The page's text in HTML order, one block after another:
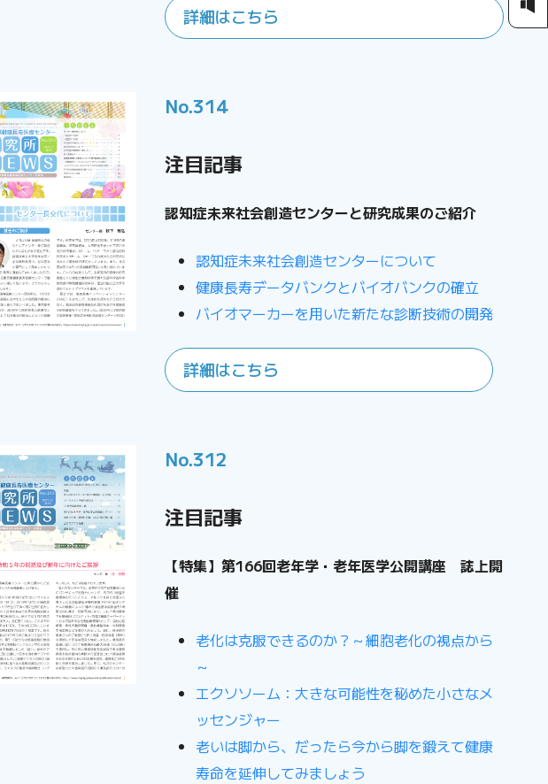
詳細はこちら
No.314
注目記事
認知症未来社会創造センターと研究成果のご紹介
認知症未来社会創造センターについて
健康長寿データバンクとバイオバンクの確立
バイオマーカーを用いた新たな診断技術の開発
詳細はこちら
No.312
注目記事
【特集】第166回老年学・老年医学公開講座 誌上開
催
老化は克服できるのか？～細胞老化の視点から
～
エクソソーム：大きな可能性を秘めた小さなメ
ッセンジャー
老いは脚から、だったら今から脚を鍛えて健康
寿命を延伸してみましょう